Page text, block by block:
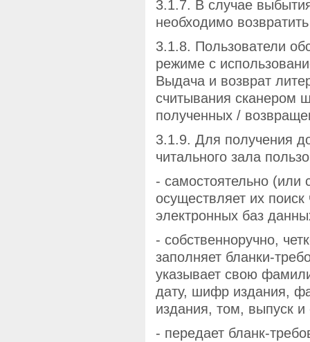
3.1.7. В случае
необходимо
3.1.8. Пользователи
режиме с
Выдача и возврат
считывания сканером
полученных /
3.1.9. Для получения
читального зала
- самостоятельно
осуществляет их поиск
электронных баз
- собственноручно,
заполняет бланки-
указывает свою
дату, шифр издания,
издания, том, выпуск
- передает бланк-